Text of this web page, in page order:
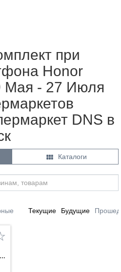
при
Honor
Мая - 27 Июля
DNS в
 Каталоги
Текущие Будущие
при покупке смартфона Honor Magic V5!"